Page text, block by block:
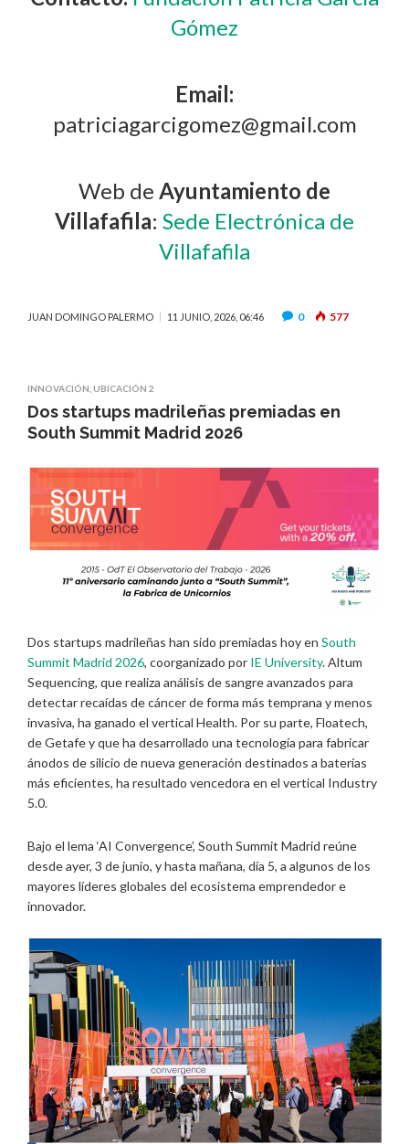
Gómez
Email:
patriciagarcigomez@gmail.com
Web de Ayuntamiento de
Villafafila: Sede Electrónica de
Villafafila
JUAN DOMINGO PALERMO 11 JUNIO, 2026, 06:46 0 577
INNOVACIÓN UBICACIÓN 2
Dos startups madrileñas premiadas en
South Summit Madrid 2026
Dos startups madrileñas han sido premiadas hoy en South
Summit Madrid 2026, coorganizado por IE University. Altum
Sequencing, que realiza análisis de sangre avanzados para
detectar recaídas de cáncer de forma más temprana y menos
invasiva, ha ganado el vertical Health. Por su parte, Floatech,
de Getafe y que ha desarrollado una tecnología para fabricar
ánodos de silicio de nueva generación destinados a baterías
más eficientes, ha resultado vencedora en el vertical Industry
5.0.
Bajo el lema ‘AI Convergence’, South Summit Madrid reúne
desde ayer, 3 de junio, y hasta mañana, día 5, a algunos de los
mayores líderes globales del ecosistema emprendedor e
innovador.